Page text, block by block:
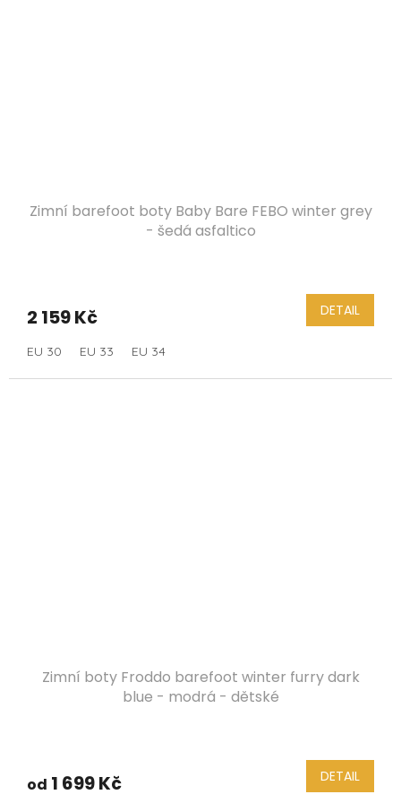
Zimní barefoot boty Baby Bare FEBO winter grey
- šedá asfaltico
2 159 Kč DETAIL
EU 30 EU 33 EU 34
Zimní boty Froddo barefoot winter furry dark
blue - modrá - dětské
od 1 699 Kč DETAIL